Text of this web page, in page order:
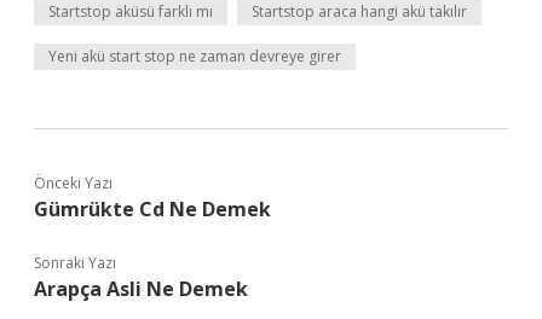
Startstop aküsü farklı mı Startstop araca hangi akü takılır
Yeni akü start stop ne zaman devreye girer
Önceki Yazı
Gümrükte Cd Ne Demek
Sonraki Yazı
Arapça Asli Ne Demek